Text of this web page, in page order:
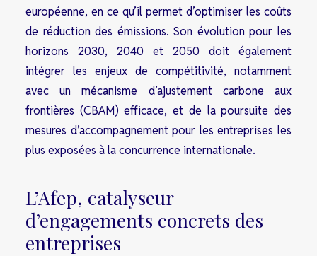
européenne, en ce qu’il permet d’optimiser les coûts
de réduction des émissions. Son évolution pour les
horizons 2030, 2040 et 2050 doit également
intégrer les enjeux de compétitivité, notamment
avec un mécanisme d’ajustement carbone aux
frontières (CBAM) efficace, et de la poursuite des
mesures d’accompagnement pour les entreprises les
plus exposées à la concurrence internationale.
L’Afep, catalyseur
d’engagements concrets des
entreprises